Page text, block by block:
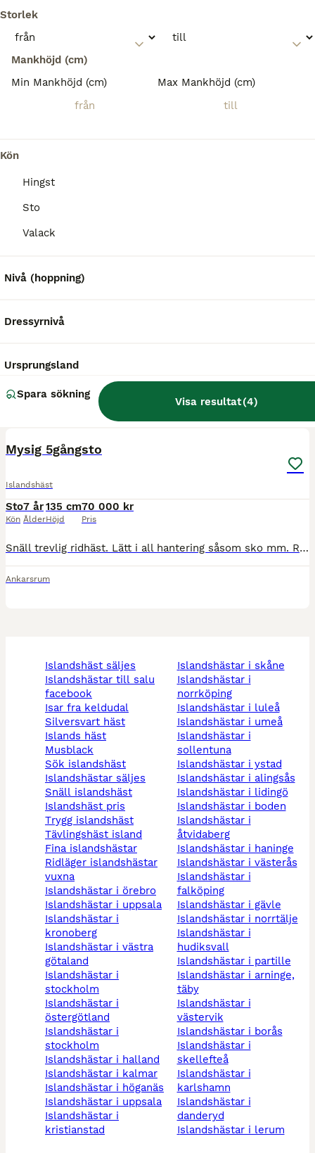
Storlek
Mankhöjd (cm)
Min Mankhöjd (cm)
Max Mankhöjd (cm)
Kön
Hingst
Sto
Valack
Nivå (hoppning)
Dressyrnivå
Ursprungsland
Spara sökning
Visa resultat(4)
Hingst
Kön
1 år
Ålder
1 cm
Höjd
Vrigstad
Mysig 5gångsto
Islandshäst
Sto
Kön
7 år
Ålder
135 cm
Höjd
70 000 kr
Pris
Snäll trevlig ridhäst. Lätt i all hantering såsom sko mm. Ridits av ungdom. Silversvart skäck med stor stj. (Lånas ej ut)
Ankarsrum
islandshäst säljes
islandshästar till salu
facebook
isar fra keldudal
silversvart häst
islands häst
musblack
sök islandshäst
islandshästar säljes
snäll islandshäst
islandshäst pris
trygg islandshäst
tävlingshäst island
fina islandshästar
ridläger islandshästar
vuxna
islandshästar i örebro
islandshästar i uppsala
islandshästar i
kronoberg
islandshästar i västra
götaland
islandshästar i
stockholm
islandshästar i
östergötland
islandshästar i
stockholm
islandshästar i halland
islandshästar i kalmar
islandshästar i höganäs
islandshästar i uppsala
islandshästar i
kristianstad
islandshästar i skåne
islandshästar i
norrköping
islandshästar i luleå
islandshästar i umeå
islandshästar i
sollentuna
islandshästar i ystad
islandshästar i alingsås
islandshästar i lidingö
islandshästar i boden
islandshästar i
åtvidaberg
islandshästar i haninge
islandshästar i västerås
islandshästar i
falköping
islandshästar i gävle
islandshästar i norrtälje
islandshästar i
hudiksvall
islandshästar i partille
islandshästar i arninge,
täby
islandshästar i
västervik
islandshästar i borås
islandshästar i
skellefteå
islandshästar i
karlshamn
islandshästar i
danderyd
islandshästar i lerum